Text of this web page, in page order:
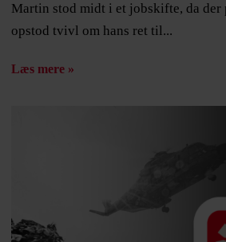
Martin stod midt i et jobskifte, da der
opstod tvivl om hans ret til...
Læs mere »